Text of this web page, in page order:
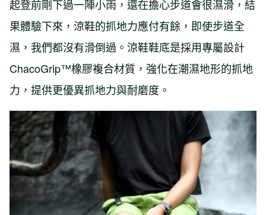
起登前剛下過一陣小雨，還在擔心步道會很濕滑，結
果體驗下來，涼鞋的抓地力應付有餘，即使步道全
濕，我們都沒有滑倒過。涼鞋鞋底是採用專屬設計
ChacoGrip™橡膠複合材質，強化在潮濕地形的抓地
力，提供更優異抓地力與耐磨度。